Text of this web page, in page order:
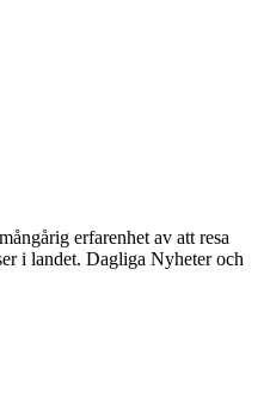
erfarenhet av att resa
i landet. Dagliga Nyheter och